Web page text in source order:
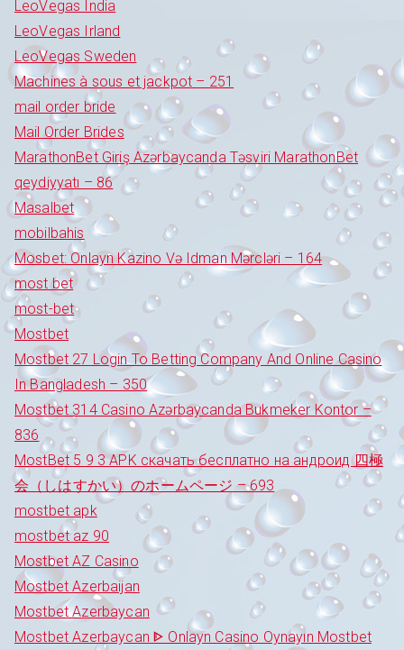
LeoVegas India
LeoVegas Irland
LeoVegas Sweden
Machines à sous et jackpot – 251
mail order bride
Mail Order Brides
MarathonBet Giriş Azərbaycanda Təsviri MarathonBet
qeydiyyatı – 86
Masalbet
mobilbahis
Mosbet: Onlayn Kazino Və Idman Mərcləri – 164
most bet
most-bet
Mostbet
Mostbet 27 Login To Betting Company And Online Casino
In Bangladesh – 350
Mostbet 314 Casino Azərbaycanda Bukmeker Kontor –
836
MostBet 5 9 3 APK скачать бесплатно на андроид 四極
会（しはすかい）のホームページ – 693
mostbet apk
mostbet az 90
Mostbet AZ Casino
Mostbet Azerbaijan
Mostbet Azerbaycan
Mostbet Azerbaycan ᐈ Onlayn Casino Oynayın Mostbet